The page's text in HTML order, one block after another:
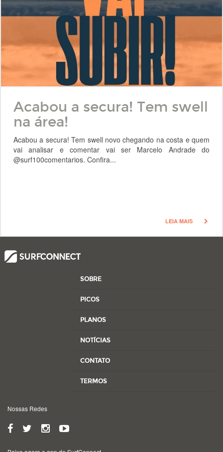
Acabou a secura! Tem swell
na área!
Acabou a secura! Tem swell novo chegando na costa e quem
vai analisar e comentar vai ser Marcelo Andrade do
@surf100comentarios. Confira...
LEIA MAIS
SOBRE
PICOS
PLANOS
NOTÍCIAS
CONTATO
TERMOS
Nossas Redes